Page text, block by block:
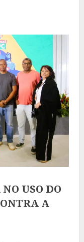
USO DO
A